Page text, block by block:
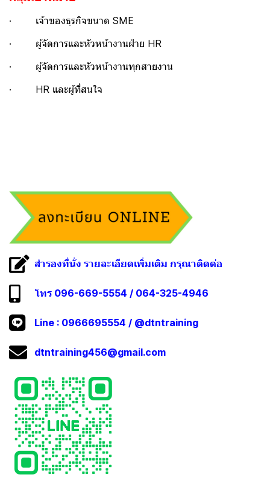
· เจ้าของธุรกิจขนาด SME
· ผู้จัดการและหัวหน้างานฝ่าย HR
· ผู้จัดการและหัวหน้างานทุกสายงาน
· HR และผู้ที่สนใจ
สำรองที่นั่ง รายละเอียดเพิ่มเติม กรุณาติดต่อ
โทร 096-669-5554 / 064-325-4946
Line : 0966695554 / @dtntraining
dtntraining456@gmail.com